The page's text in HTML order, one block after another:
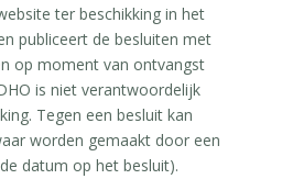
ter beschikking in het
publiceert de besluiten met
op moment van ontvangst
is niet verantwoordelijk
Tegen een besluit kan
worden gemaakt door een
datum op het besluit).